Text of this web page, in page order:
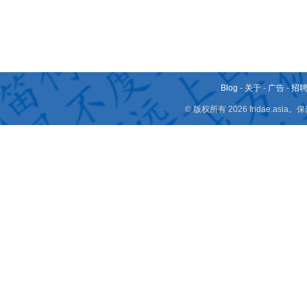
Blog - 关于 - 广告 -招
© 版权所有 2026 fridae.asia。